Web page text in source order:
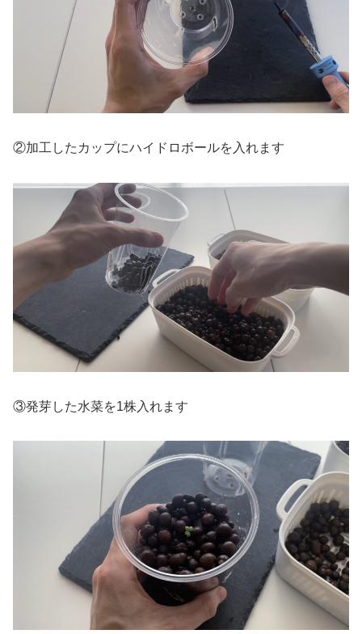
②加工したカップにハイドロボールを入れます
③発芽した水菜を1株入れます